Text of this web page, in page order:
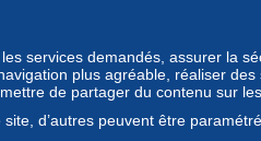
services demandés, assurer la
plus agréable, réaliser des
de partager du contenu sur
d’autres peuvent être